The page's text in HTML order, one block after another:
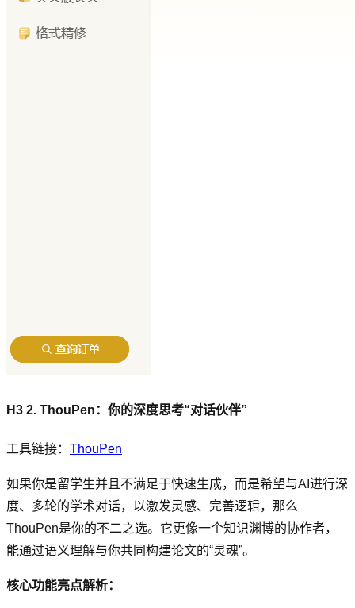
H3 2. ThouPen：你的深度思考“对话伙伴”
工具链接： ThouPen
如果你是留学生并且不满足于快速生成，而是希望与AI进行深
度、多轮的学术对话，以激发灵感、完善逻辑，那么
ThouPen是你的不二之选。它更像一个知识渊博的协作者，
能通过语义理解与你共同构建论文的“灵魂”。
核心功能亮点解析：